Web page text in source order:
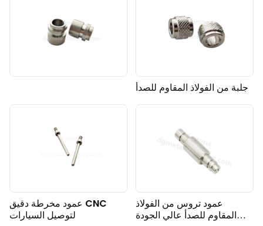
جلبة من الفولاذ المقاوم للصدأ
عمود مخرطة دقيق CNC
لتوصيل السيارات
عمود تروس من الفولاذ
المقاوم للصدأ عالي الجودة